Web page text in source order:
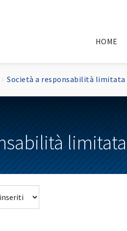
HOME
Società a responsabilità limitata
limitata